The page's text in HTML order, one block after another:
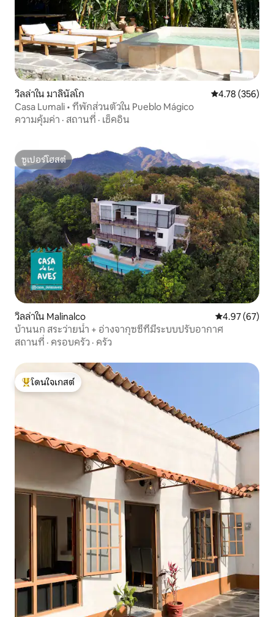
วิลล่าใน มาลินัลโก คะแนนเฉลี่ย
4.78 (356)
Casa Lumali • ที่พักส่วนตัวใน Pueblo Mágico
ความคุ้มค่า · สถานที่ · เช็คอิน
ซูเปอร์โฮสต์
ซูเปอร์โฮสต์
วิลล่าใน Malinalco คะแนนเฉลี่ย
4.97 (67)
บ้านนก สระว่ายน้ำ + อ่างจากุซซี่ที่มีระบบปรับอากาศ
สถานที่ · ครอบครัว · ครัว
โดนใจเกสต์ที่สุด
โดนใจเกสต์